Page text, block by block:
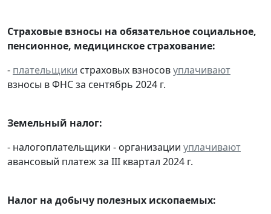
Страховые взносы на обязательное социальное,
пенсионное, медицинское страхование:
- плательщики страховых взносовуплачивают
взносы в ФНС за сентябрь 2024 г.
Земельный налог:
- налогоплательщики - организации уплачивают
авансовый платеж за III квартал 2024 г.
Налог на добычу полезных ископаемых: